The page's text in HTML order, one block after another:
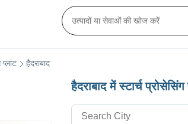
हैदराबाद में स्टार्च प्रोसेसिंग
प्लांट हैदराबाद